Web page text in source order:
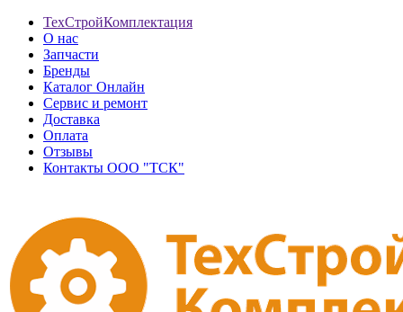
ТехСтройКомплектация
О нас
Запчасти
Бренды
Каталог Онлайн
Сервис и ремонт
Доставка
Оплата
Отзывы
Контакты ООО "ТСК"